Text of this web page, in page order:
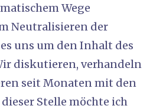
Wege
Neutralisieren der
uns um den Inhalt des
diskutieren, verhandeln
seit Monaten mit den
Stelle möchte ich